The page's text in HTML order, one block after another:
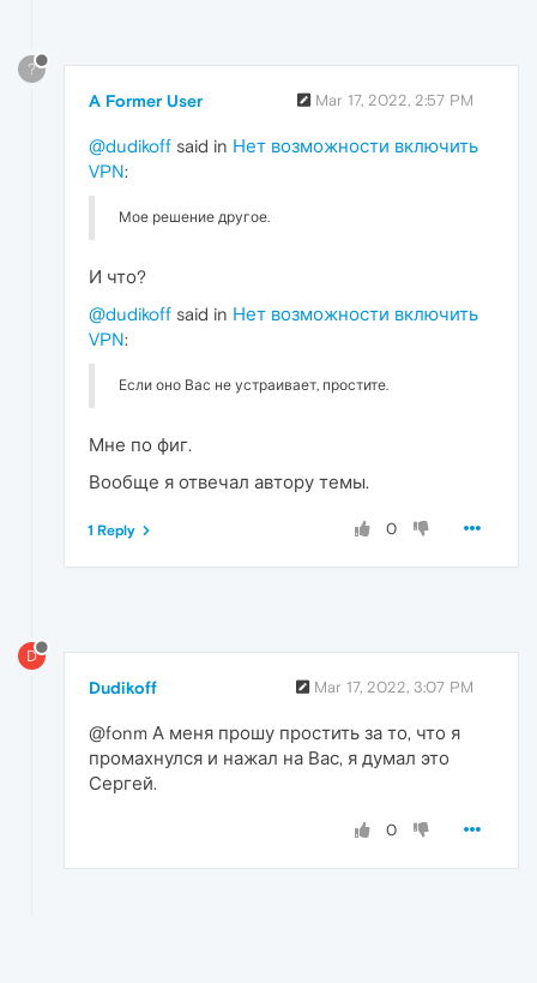
?
A Former User Mar 17, 2022, 2:57 PM
@dudikoff said in Нет возможности включить
VPN:
Мое решение другое.
И что?
@dudikoff said in Нет возможности включить
VPN:
Если оно Вас не устраивает, простите.
Мне по фиг.
Вообще я отвечал автору темы.
0
1 Reply
D
Dudikoff Mar 17, 2022, 3:07 PM
@fonm А меня прошу простить за то, что я
промахнулся и нажал на Вас, я думал это
Сергей.
0